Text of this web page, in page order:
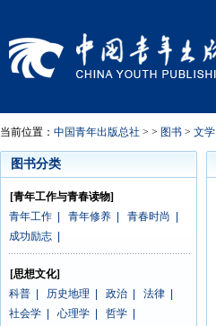
当前位置： 中国青年出版总社 > > 图书 > 文学
图书分类
[青年工作与青春读物]
青年工作
青年修养 青春时尚
成功励志
[思想文化]
科普
历史地理 政治 法律
社会学
心理学 哲学